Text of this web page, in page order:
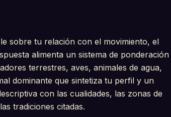
sobre tu relación con el movimiento, el
alimenta un sistema de ponderación
terrestres, aves, animales de agua,
dominante que sintetiza tu perfil y un
con las cualidades, las zonas de
tradiciones citadas.